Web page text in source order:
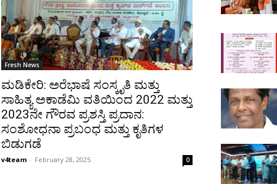
Fresh News
ಮಡಿಕೇರಿ: ಅರೆಭಾಷೆ ಸಂಸ್ಕೃತಿ ಮತ್ತು
ಸಾಹಿತ್ಯ ಅಕಾಡೆಮಿ ವತಿಯಿಂದ 2022 ಮತ್ತು
2023ನೇ ಗೌರವ ಪ್ರಶಸ್ತಿ ಪ್ರದಾನ:
ಸಂಶೋಧನಾ ಪ್ರಬಂಧ ಮತ್ತು ಕೃತಿಗಳ
ಬಿಡುಗಡೆ
v4team - February 28, 2025 0